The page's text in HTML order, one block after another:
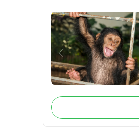
muitos animais acabam
Centro de Reabilitação
que possível, devolver
💚 Dê uma nova
podemos transformar
Angofauna is an
Many come to us
spaces that no longer